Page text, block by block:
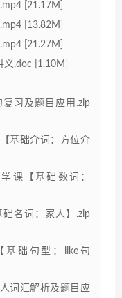
[21.17M]
[13.82M]
[21.27M]
义.doc [1.10M]
习及题目应用.zip
基础介词：方位介
课【基础数词：
名词：家人】.zip
基础句型：like句
词汇解析及题目应